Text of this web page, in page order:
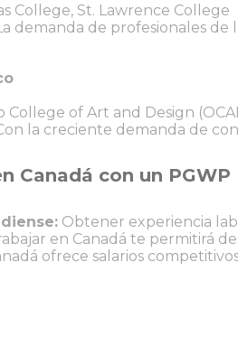
College, St. Lawrence College
demanda de profesionales
College of Art and Design
la creciente demanda de
Canadá con un PGWP
Obtener experiencia
en Canadá te permitirá
ofrece salarios